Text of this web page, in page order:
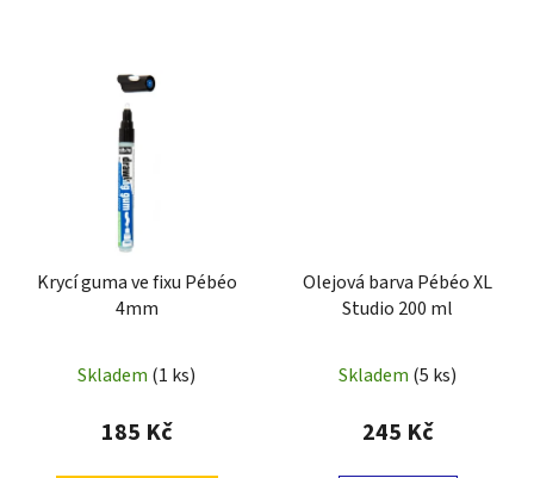
Krycí guma ve fixu Pébéo
4mm
Skladem (1 ks)
185 Kč
Olejová barva Pébéo XL
Studio 200 ml
Skladem (5 ks)
245 Kč